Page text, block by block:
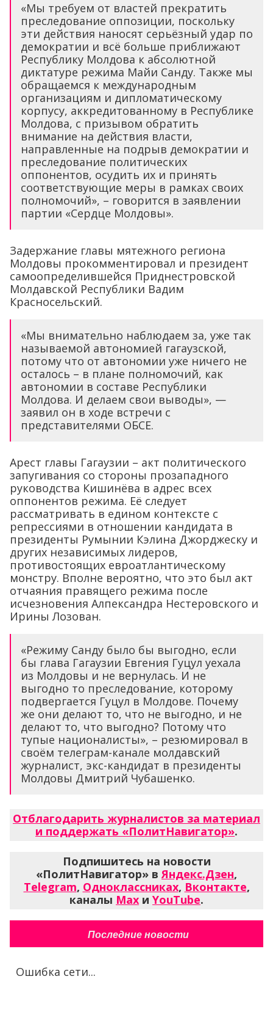
«Мы требуем от властей прекратить
преследование оппозиции, поскольку
эти действия наносят серьёзный удар по
демократии и всё больше приближают
Республику Молдова к абсолютной
диктатуре режима Майи Санду. Также мы
обращаемся к международным
организациям и дипломатическому
корпусу, аккредитованному в Республике
Молдова, с призывом обратить
внимание на действия власти,
направленные на подрыв демократии и
преследование политических
оппонентов, осудить их и принять
соответствующие меры в рамках своих
полномочий», – говорится в заявлении
партии «Сердце Молдовы».
Задержание главы мятежного региона
Молдовы прокомментировал и президент
самоопределившейся Приднестровской
Молдавской Республики Вадим
Красносельский.
«Мы внимательно наблюдаем за, уже так
называемой автономией гагаузской,
потому что от автономии уже ничего не
осталось – в плане полномочий, как
автономии в составе Республики
Молдова. И делаем свои выводы», —
заявил он в ходе встречи с
представителями ОБСЕ.
Арест главы Гагаузии – акт политического
запугивания со стороны прозападного
руководства Кишинёва в адрес всех
оппонентов режима. Её следует
рассматривать в едином контексте с
репрессиями в отношении кандидата в
президенты Румынии Кэлина Джорджеску и
других независимых лидеров,
противостоящих евроатлантическому
монстру. Вполне вероятно, что это был акт
отчаяния правящего режима после
исчезновения Алпександра Нестеровского и
Ирины Лозован.
«Режиму Санду было бы выгодно, если
бы глава Гагаузии Евгения Гуцул уехала
из Молдовы и не вернулась. И не
выгодно то преследование, которому
подвергается Гуцул в Молдове. Почему
же они делают то, что не выгодно, и не
делают то, что выгодно? Потому что
тупые националисты», – резюмировал в
своём телеграм-канале молдавский
журналист, экс-кандидат в президенты
Молдовы Дмитрий Чубашенко.
Отблагодарить журналистов за материал
и поддержать «ПолитНавигатор».
Подпишитесь на новости
«ПолитНавигатор» вЯндекс.Дзен,
Telegram, Одноклассниках, Вконтакте,
каналы Max и YouTube.
Последние новости
Ошибка сети...